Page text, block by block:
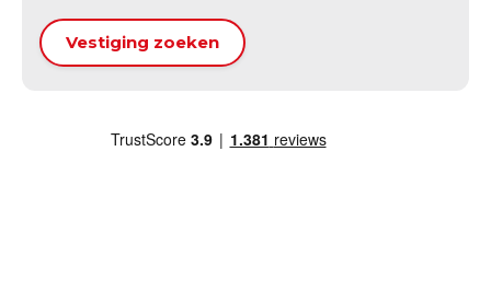
Vestiging zoeken